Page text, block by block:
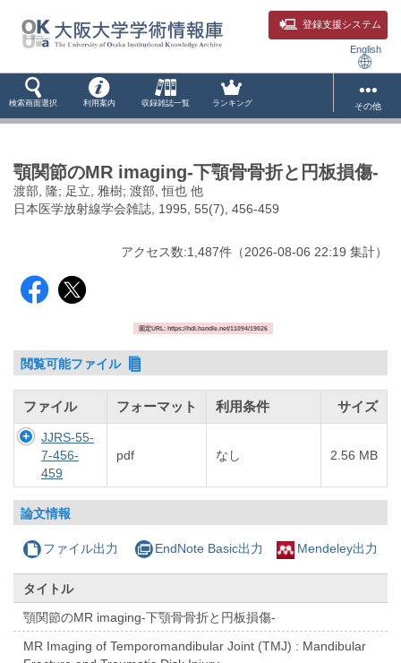
登録支援システム
English
検索画面選択 利用案内 収録雑誌一覧 ランキング その他
顎関節のMR imaging-下顎骨骨折と円板損傷-
渡部, 隆; 足立, 雅樹; 渡部, 恒也 他
日本医学放射線学会雑誌, 1995, 55(7), 456-459
アクセス数:1,487件 （2026-08-06 22:19 集計）
固定URL: https://hdl.handle.net/11094/19026
閲覧可能ファイル
ファイル フォーマット 利用条件 サイズ
JJRS-55-
7-456-
459
pdf なし 2.56 MB
論文情報
ファイル出力 EndNote Basic出力 Mendeley出力
タイトル
顎関節のMR imaging-下顎骨骨折と円板損傷-
MR Imaging of Temporomandibular Joint (TMJ) : Mandibular